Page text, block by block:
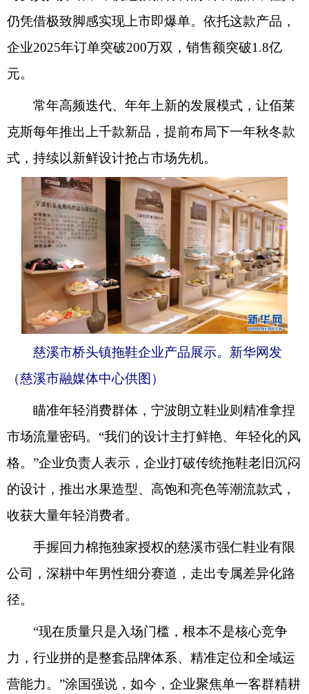
仍凭借极致脚感实现上市即爆单。依托这款产品，
企业2025年订单突破200万双，销售额突破1.8亿
元。
常年高频迭代、年年上新的发展模式，让佰莱
克斯每年推出上千款新品，提前布局下一年秋冬款
式，持续以新鲜设计抢占市场先机。
慈溪市桥头镇拖鞋企业产品展示。新华网发
（慈溪市融媒体中心供图）
瞄准年轻消费群体，宁波朗立鞋业则精准拿捏
市场流量密码。“我们的设计主打鲜艳、年轻化的风
格。”企业负责人表示，企业打破传统拖鞋老旧沉闷
的设计，推出水果造型、高饱和亮色等潮流款式，
收获大量年轻消费者。
手握回力棉拖独家授权的慈溪市强仁鞋业有限
公司，深耕中年男性细分赛道，走出专属差异化路
径。
“现在质量只是入场门槛，根本不是核心竞争
力，行业拼的是整套品牌体系、精准定位和全域运
营能力。”涂国强说，如今，企业聚焦单一客群精耕